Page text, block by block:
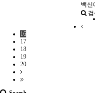
백신
16
17
18
19
20